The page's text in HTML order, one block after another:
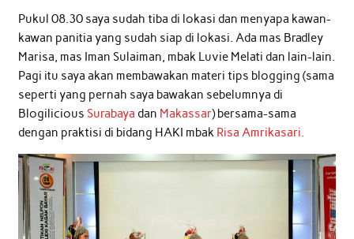
Pukul 08.30 saya sudah tiba di lokasi dan menyapa kawan-
kawan panitia yang sudah siap di lokasi. Ada mas Bradley
Marisa, mas Iman Sulaiman, mbak Luvie Melati dan lain-lain.
Pagi itu saya akan membawakan materi tips blogging (sama
seperti yang pernah saya bawakan sebelumnya di
Blogilicious Surabaya dan Makassar) bersama-sama
dengan praktisi di bidang HAKI mbak Risa Amrikasari.